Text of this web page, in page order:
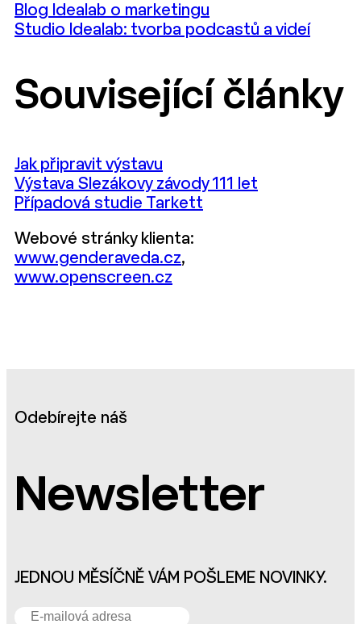
Blog Idealab o marketingu
Studio Idealab: tvorba podcastů a videí
Související články
Jak připravit výstavu
Výstava Slezákovy závody 111 let
Případová studie Tarkett
Webové stránky klienta:
www.genderaveda.cz,
www.openscreen.cz
Odebírejte náš
Newsletter
JEDNOU MĚSÍČNĚ VÁM POŠLEME NOVINKY.